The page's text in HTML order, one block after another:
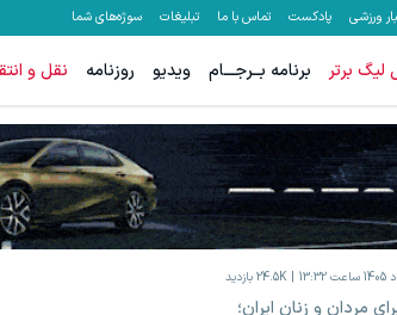
ورزشی پادکست تماس با ما تبلیغات سوژه‌های شما
برتر برنامه بــرجـــام ویدیو روزنامه نقل و
24.5K بازدید
ارزش سهام گوگل سود کسب کنی؟معاملات فارکس اسپرد از صفر و تا ۵۰۰ دلار